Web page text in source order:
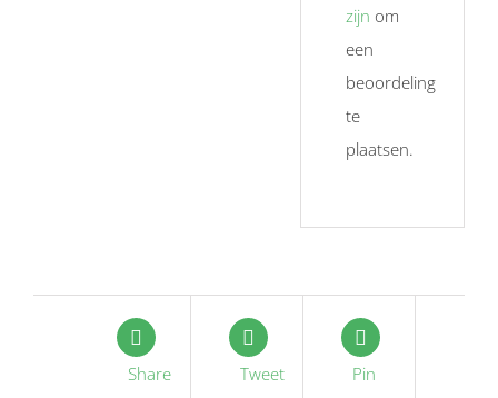
zijn om
een
beoordeling
te
plaatsen.
Share
Tweet
Pin